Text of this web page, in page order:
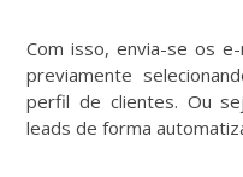
Com isso, envia-se os
previamente
perfil de clientes. Ou
leads de forma